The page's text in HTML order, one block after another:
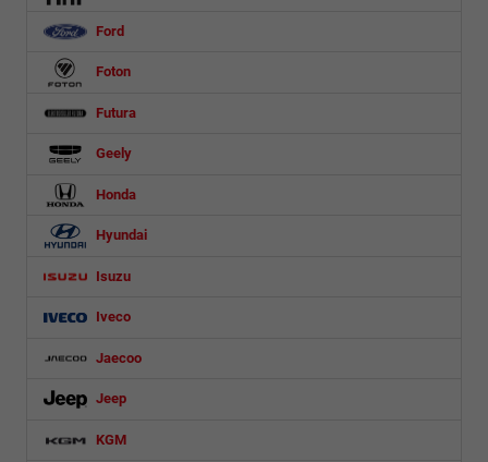
Ford
Foton
Futura
Geely
Honda
Hyundai
Isuzu
Iveco
Jaecoo
Jeep
KGM